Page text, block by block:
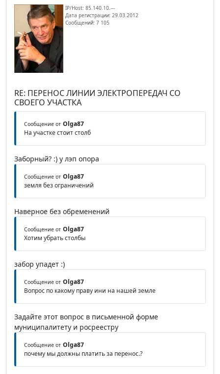
IP/Host: 85.140.10.---
Дата регистрации: 29.03.2012
Сообщений: 7 105
RE: ПЕРЕНОС ЛИНИИ ЭЛЕКТРОПЕРЕДАЧ СО
СВОЕГО УЧАСТКА
Сообщение от Olga87
На участке стоит столб
Заборный? :) у лэп опора
Сообщение от Olga87
земля без ограничений
Наверное без обременений
Сообщение от Olga87
Хотим убрать столбы
забор упадет :)
Сообщение от Olga87
Вопрос по какому праву ини на нашей земле
Задайте этот вопрос в письменной форме
муниципалитету и росреестру
Сообщение от Olga87
почему мы должны платить за перенос.?